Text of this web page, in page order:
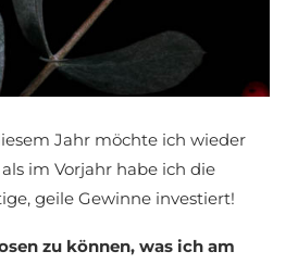
Jahr möchte ich wieder
im Vorjahr habe ich die
geile Gewinne investiert!
zu können, was ich am